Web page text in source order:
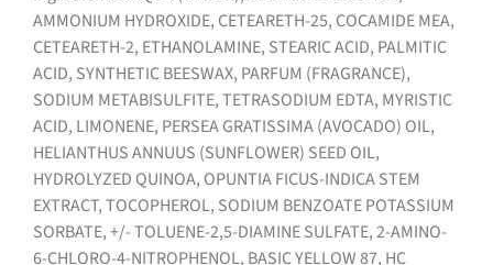
AMMONIUM HYDROXIDE, CETEARETH-25, COCAMIDE MEA,
CETEARETH-2, ETHANOLAMINE, STEARIC ACID, PALMITIC
ACID, SYNTHETIC BEESWAX, PARFUM (FRAGRANCE),
SODIUM METABISULFITE, TETRASODIUM EDTA, MYRISTIC
ACID, LIMONENE, PERSEA GRATISSIMA (AVOCADO) OIL,
HELIANTHUS ANNUUS (SUNFLOWER) SEED OIL,
HYDROLYZED QUINOA, OPUNTIA FICUS-INDICA STEM
EXTRACT, TOCOPHEROL, SODIUM BENZOATE POTASSIUM
SORBATE, +/- TOLUENE-2,5-DIAMINE SULFATE, 2-AMINO-
6-CHLORO-4-NITROPHENOL, BASIC YELLOW 87, HC